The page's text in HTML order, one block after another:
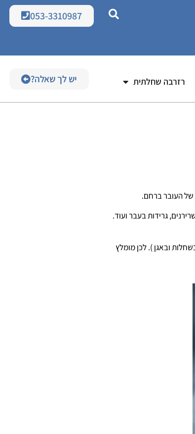
053-3310987
רזרבה שחלתית יש לך שאלה?
של העובר ברחם.
גרידות בעבר ועוד.
ובאגן ). לכן מומלץ